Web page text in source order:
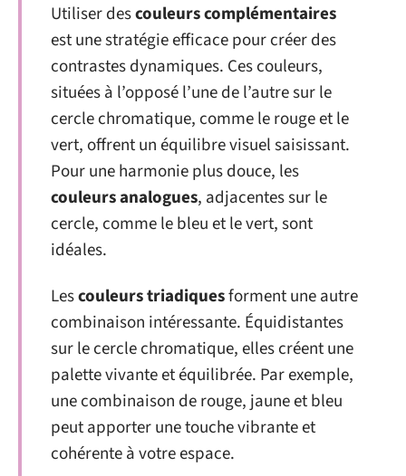
Utiliser descouleurs complémentaires
est une stratégie efficace pour créer des
contrastes dynamiques. Ces couleurs,
situées à l’opposé l’une de l’autre sur le
cercle chromatique, comme le rouge et le
vert, offrent un équilibre visuel saisissant.
Pour une harmonie plus douce, les
couleurs analogues, adjacentes sur le
cercle, comme le bleu et le vert, sont
idéales.
Lescouleurs triadiquesforment une autre
combinaison intéressante. Équidistantes
sur le cercle chromatique, elles créent une
palette vivante et équilibrée. Par exemple,
une combinaison de rouge, jaune et bleu
peut apporter une touche vibrante et
cohérente à votre espace.